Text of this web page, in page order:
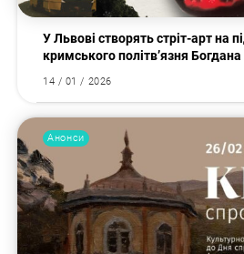
У Львові створять стріт-арт на
кримського політв’язня Богдана
14 / 01 / 2026
Анонси